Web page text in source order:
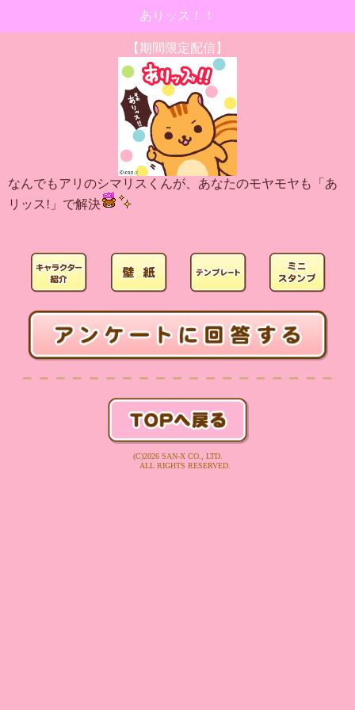
ありッス！！
【期間限定配信】
なんでもアリのシマリスくんが、あなたのモヤモヤも「あ
リッス!」で解決
(C)2026 SAN-X CO., LTD.
ALL RIGHTS RESERVED.